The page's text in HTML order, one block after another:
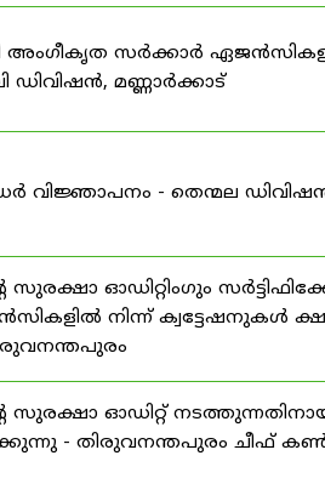
അംഗീകൃത സർക്കാർ
മണ്ണാർക്കാട്
വിജ്ഞാപനം - തെന്മല
ഓഡിറ്റിംഗും
നിന്ന് ക്വട്ടേഷനുകൾ
ഓഡിറ്റ്
- തിരുവനന്തപുരം ചീഫ്